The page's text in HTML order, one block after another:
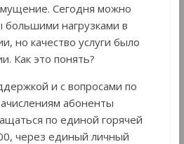
Сегодня можно
нагрузками в
но качество услуги было
Как это понять?
и с вопросами по
абоненты
по единой горячей
через единый личный